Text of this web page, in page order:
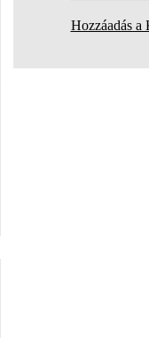
Hozzáadás